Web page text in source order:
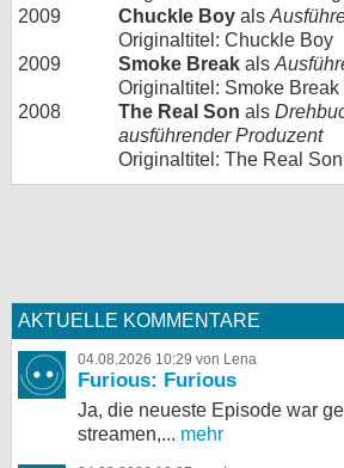
2009
Chuckle Boy als
Originaltitel: Chuckle Boy
2009
Smoke Break als
Originaltitel: Smoke Break
2008
The Real Son als
ausführender Produzent
Originaltitel: The Real Son
AKTUELLE KOMMENTARE
04.08.2026 10:29 von Lena
Furious: Furious
Ja, die neueste Episode war
streamen,... mehr